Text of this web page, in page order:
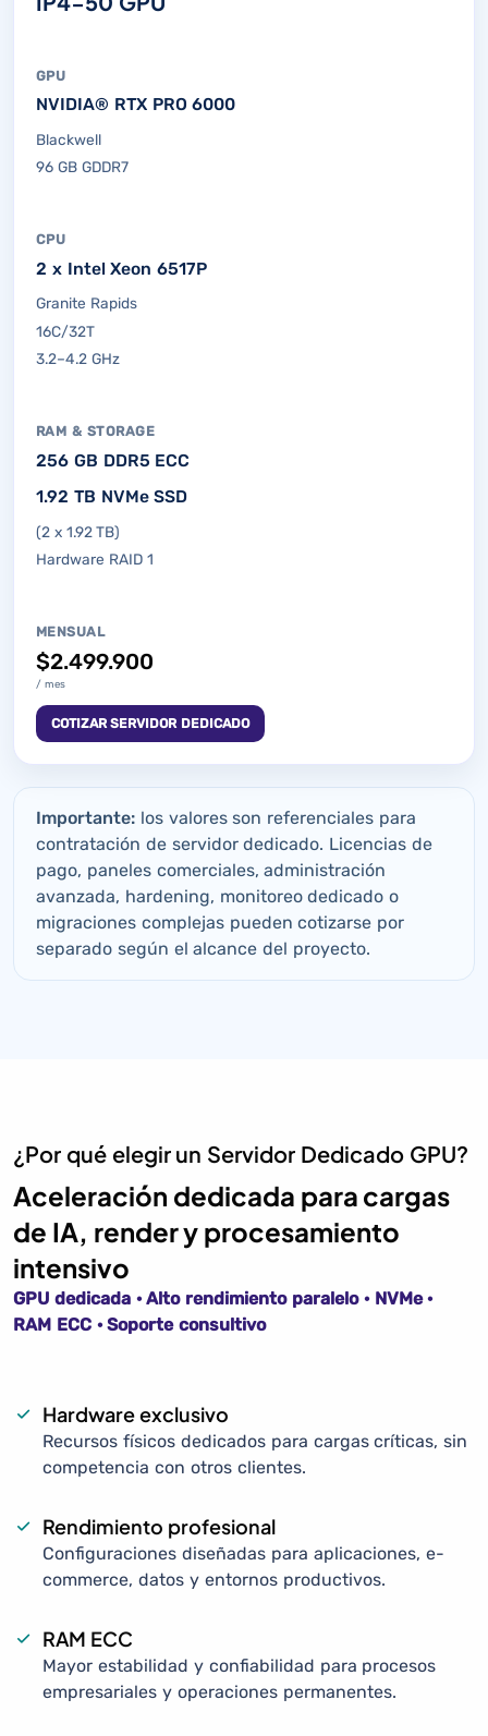
GPU
NVIDIA® RTX PRO 6000
Blackwell
96 GB GDDR7
CPU
2 x Intel Xeon 6517P
Granite Rapids
16C/32T
3.2–4.2 GHz
RAM & STORAGE
256 GB DDR5 ECC
1.92 TB NVMe SSD
(2 x 1.92 TB)
Hardware RAID 1
MENSUAL
$2.499.900
/ mes
COTIZAR SERVIDOR DEDICADO
Importante: los valores son referenciales para
contratación de servidor dedicado. Licencias de
pago, paneles comerciales, administración
avanzada, hardening, monitoreo dedicado o
migraciones complejas pueden cotizarse por
separado según el alcance del proyecto.
¿Por qué elegir un Servidor Dedicado GPU?
Aceleración dedicada para cargas
de IA, render y procesamiento
intensivo
GPU dedicada · Alto rendimiento paralelo · NVMe ·
RAM ECC · Soporte consultivo
Hardware exclusivo
Recursos físicos dedicados para cargas críticas, sin
competencia con otros clientes.
Rendimiento profesional
Configuraciones diseñadas para aplicaciones, e-
commerce, datos y entornos productivos.
RAM ECC
Mayor estabilidad y confiabilidad para procesos
empresariales y operaciones permanentes.